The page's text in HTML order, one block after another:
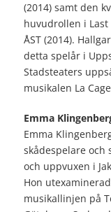
(2014) samt den
huvudrollen i Last
ÅST (2014).
detta spelår i
Stadsteaters
musikalen La
Emma
Emma
skådespelare och
och uppvuxen i
Hon
musikallinjen på